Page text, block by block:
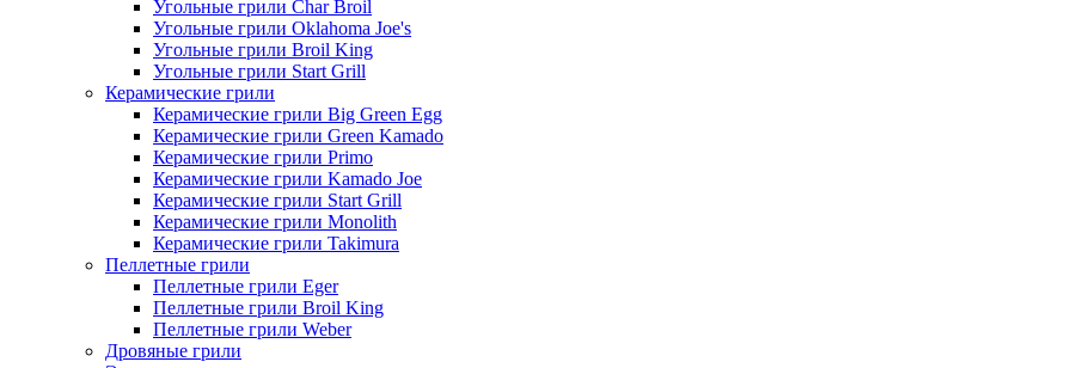
Угольные грили Char Broil
Угольные грили Oklahoma Joe's
Угольные грили Broil King
Угольные грили Start Grill
Керамические грили
Керамические грили Big Green Egg
Керамические грили Green Kamado
Керамические грили Primo
Керамические грили Kamado Joe
Керамические грили Start Grill
Керамические грили Monolith
Керамические грили Takimura
Пеллетные грили
Пеллетные грили Eger
Пеллетные грили Broil King
Пеллетные грили Weber
Дровяные грили